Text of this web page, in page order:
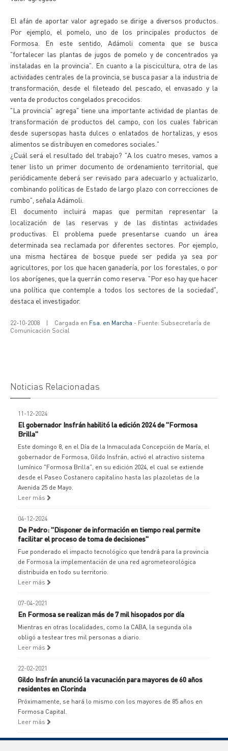
El afán de aportar valor agregado se dirige a diversos productos.
Por ejemplo, el pomelo, uno de los principales productos de
Formosa. En este sentido, Adámoli comenta que se busca
"fortalecer las plantas de jugos de pomelo y de concentrados ya
instaladas en la provincia". En cuanto a la piscicultura, otra de las
actividades centrales de la provincia, se busca pasar a la industria de
transformación, desde el fileteado del pescado, el envasado y la
venta de productos congelados precocidos.
"La provincia" agrega" tiene una importante actividad de plantas de
transformación de productos del campo, con los cuales fabrican
desde supersopas hasta dulces o enlatados de hortalizas, y esos
alimentos se distribuyen en comedores sociales."
¿Cuál será el resultado del trabajo? "A los cuatro meses, vamos a
tener listo un primer documento de ordenamiento territorial, que
periódicamente deberá ser revisado para adecuarlo y actualizarlo,
combinando políticas de Estado de largo plazo con correcciones de
rumbo", señala Adámoli.
El documento incluirá mapas que permitan representar la
localización de las reservas y de las distintas actividades
productivas. El problema puede presentarse cuando un área
determinada sea reclamada por diferentes sectores. Por ejemplo,
una misma hectárea de bosque puede ser pedida ya sea por
agricultores, por los que hacen ganadería, por los forestales, o por
los aborígenes, que la querrán como reserva. "Por eso hay que hacer
una política que contemple a todos los sectores de la sociedad",
destaca el investigador.
22-10-2008 | Cargada en Fsa. en Marcha - Fuente: Subsecretaría de
Comunicación Social
Noticias Relacionadas
11-12-2024
El gobernador Insfrán habilitó la edición 2024 de "Formosa
Brilla"
Este domingo 8, en el Día de la Inmaculada Concepción de María, el
gobernador de Formosa, Gildo Insfrán, activó el atractivo sistema
lumínico "Formosa Brilla", en su edición 2024, el cual se extiende
desde el Paseo Costanero capitalino hasta las plazoletas de la
Avenida 25 de Mayo.
Leer más
04-12-2024
De Pedro: "Disponer de información en tiempo real permite
facilitar el proceso de toma de decisiones"
Fue ponderado el impacto tecnológico que tendrá para la provincia
de Formosa la implementación de una red agrometeorológica
distribuida en todo su territorio.
Leer más
07-04-2021
En Formosa se realizan más de 7 mil hisopados por día
Mientras en otras localidades, como la CABA, la segunda ola
obligó a testear tres mil personas a diario.
Leer más
22-02-2021
Gildo Insfrán anunció la vacunación para mayores de 60 años
residentes en Clorinda
Próximamente, se hará lo mismo con los mayores de 85 años en
Formosa Capital.
Leer más